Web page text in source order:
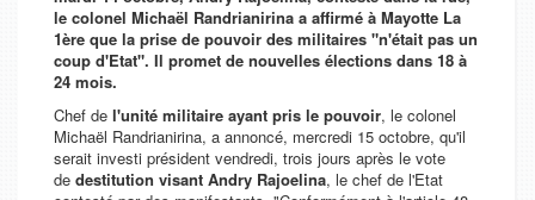
le colonel Michaël Randrianirina a affirmé à Mayotte La
1ère que la prise de pouvoir des militaires "n'était pas un
coup d'Etat". Il promet de nouvelles élections dans 18 à
24 mois.
Chef de l'unité militaire ayant pris le pouvoir, le colonel
Michaël Randrianirina, a annoncé, mercredi 15 octobre, qu'il
serait investi président vendredi, trois jours après le vote
de destitution visant Andry Rajoelina, le chef de l'Etat